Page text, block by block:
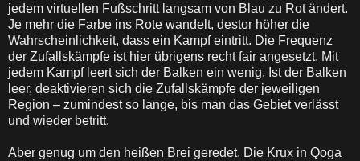
jedem virtuellen Fußschritt langsam von Blau zu Rot ändert.
Je mehr die Farbe ins Rote wandelt, destor höher die
Wahrscheinlichkeit, dass ein Kampf eintritt. Die Frequenz
der Zufallskämpfe ist hier übrigens recht fair angesetzt. Mit
jedem Kampf leert sich der Balken ein wenig. Ist der Balken
leer, deaktivieren sich die Zufallskämpfe der jeweiligen
Region – zumindest so lange, bis man das Gebiet verlässt
und wieder betritt.
Aber genug um den heißen Brei geredet. Die Krux in Qoga